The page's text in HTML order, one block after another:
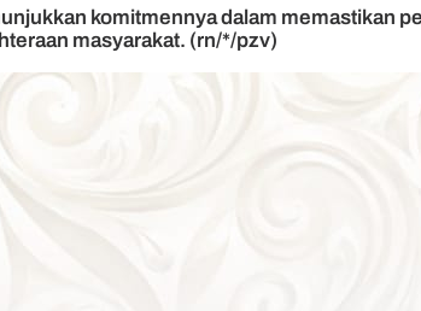
komitmennya dalam memastikan
masyarakat. (rn/*/pzv)